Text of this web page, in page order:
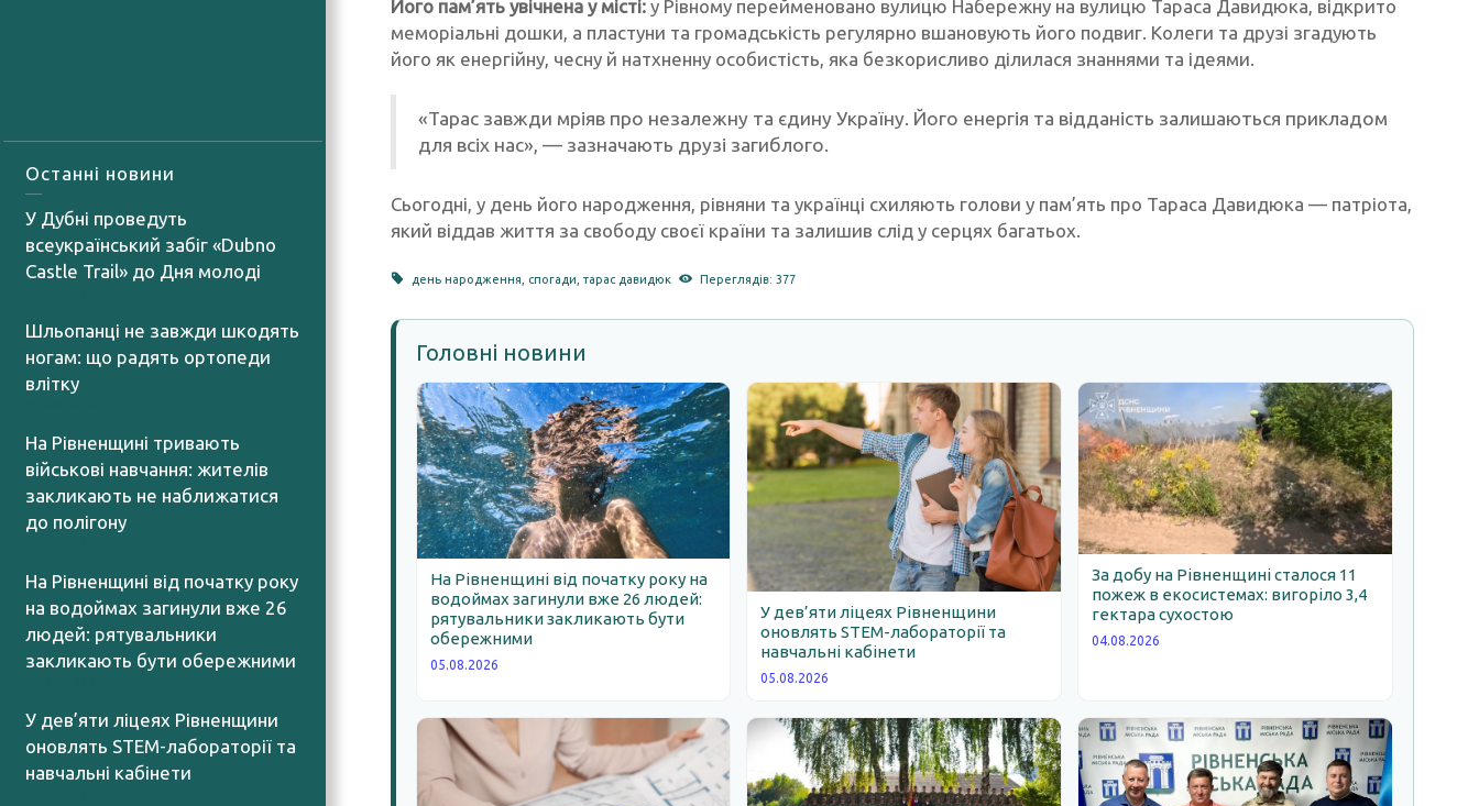
Останні новини
У Дубні проведуть
всеукраїнський забіг «Dubno
Castle Trail» до Дня молоді
Шльопанці не завжди шкодять
ногам: що радять ортопеди
влітку
На Рівненщині тривають
військові навчання: жителів
закликають не наближатися
до полігону
На Рівненщині від початку року
на водоймах загинули вже 26
людей: рятувальники
закликають бути обережними
У дев’яти ліцеях Рівненщини
оновлять STEM-лабораторії та
навчальні кабінети
Його пам’ять увічнена у місті:у Рівному перейменовано вулицю Набережну на вулицю Тараса Давидюка, відкрито
меморіальні дошки, а пластуни та громадськість регулярно вшановують його подвиг. Колеги та друзі згадують
його як енергійну, чесну й натхненну особистість, яка безкорисливо ділилася знаннями та ідеями.
«Тарас завжди мріяв про незалежну та єдину Україну. Його енергія та відданість залишаються прикладом
для всіх нас», — зазначають друзі загиблого.
Сьогодні, у день його народження, рівняни та українці схиляють голови у пам’ять про Тараса Давидюка — патріота,
який віддав життя за свободу своєї країни та залишив слід у серцях багатьох.
день народження спогади ,тарас давидюк Переглядів: 377
Головні новини
На Рівненщині від початку року на
водоймах загинули вже 26 людей:
рятувальники закликають бути
обережними
05.08.2026
У дев’яти ліцеях Рівненщини
оновлять STEM-лабораторії та
навчальні кабінети
05.08.2026
За добу на Рівненщині сталося 11
пожеж в екосистемах: вигоріло 3,4
гектара сухостою
04.08.2026